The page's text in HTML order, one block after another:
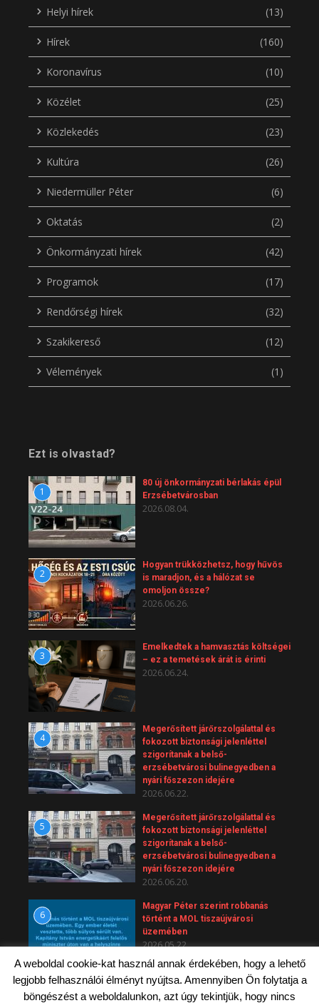
Helyi hírek (13)
Hírek (160)
Koronavírus (10)
Közélet (25)
Közlekedés (23)
Kultúra (26)
Niedermüller Péter (6)
Oktatás (2)
Önkormányzati hírek (42)
Programok (17)
Rendőrségi hírek (32)
Szakikereső (12)
Vélemények (1)
Ezt is olvastad?
1
80 új önkormányzati bérlakás épül
Erzsébetvárosban
2026.08.04.
2
Hogyan trükközhetsz, hogy hűvös
is maradjon, és a hálózat se
omoljon össze?
2026.06.26.
3
Emelkedtek a hamvasztás költségei
– ez a temetések árát is érinti
2026.06.24.
4
Megerősített járőrszolgálattal és
fokozott biztonsági jelenléttel
szigorítanak a belső-
erzsébetvárosi bulinegyedben a
nyári főszezon idejére
2026.06.22.
5
Megerősített járőrszolgálattal és
fokozott biztonsági jelenléttel
szigorítanak a belső-
erzsébetvárosi bulinegyedben a
nyári főszezon idejére
2026.06.20.
6
Magyar Péter szerint robbanás
történt a MOL tiszaújvárosi
üzemében
2026.05.22.
A weboldal cookie-kat használ annak érdekében, hogy a lehető
legjobb felhasználói élményt nyújtsa. Amennyiben Ön folytatja a
böngészést a weboldalunkon, azt úgy tekintjük, hogy nincs